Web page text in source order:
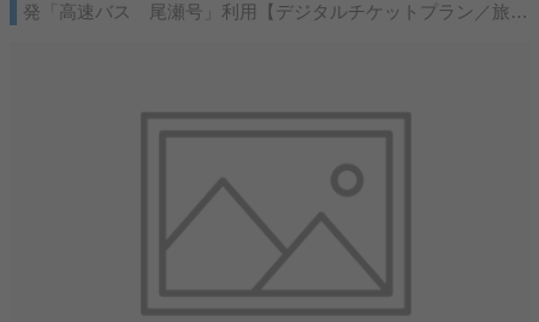
発「高速バス 尾瀬号」利用【デジタルチケットプラン／旅行